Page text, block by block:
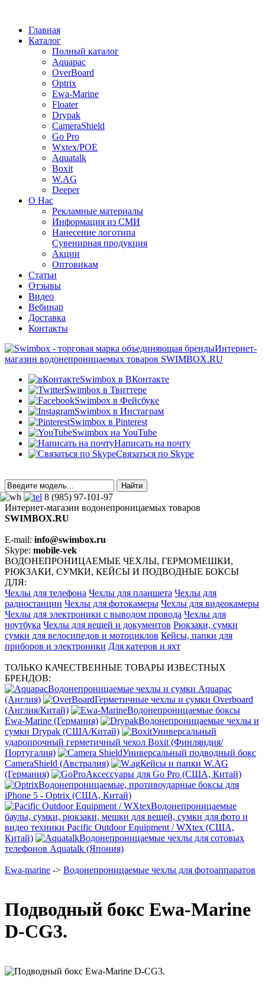
Главная
Каталог
Полный каталог
Aquapac
OverBoard
Optrix
Ewa-Marine
Floater
Drypak
CameraShield
Go Pro
Wxtex/POE
Aquatalk
Boxit
W.AG
Deeper
О Нас
Рекламные материалы
Информация из СМИ
Нанесение логотипа
Сувенирная продукция
Акции
Оптовикам
Статьи
Отзывы
Видео
Вебинар
Доставка
Контакты
Интернет-
магазин водонепроницаемых товаров SWIMBOX.RU
Swimbox в ВКонтакте
Swimbox в Твиттере
Swimbox в Фейсбуке
Swimbox в Инстаграм
Swimbox в Pinterest
Swimbox на YouTube
Написать на почту
Связаться по Skype
8 (985) 97-101-97
Интернет-магазин водонепроницаемых товаров
SWIMBOX.RU
E-mail: info@swimbox.ru
Skype: mobile-vek
ВОДОНЕПРОНИЦАЕМЫЕ ЧЕХЛЫ, ГЕРМОМЕШКИ,
РЮКЗАКИ, СУМКИ, КЕЙСЫ И ПОДВОДНЫЕ БОКСЫ
ДЛЯ:
Чехлы для телефона Чехлы для планшета Чехлы для
радиостанции Чехлы для фотокамеры Чехлы для видеокамеры
Чехлы для электроники с выводом провода Чехлы для
ноутбука Чехлы для вещей и документов Рюкзаки, сумки
сумки для велосипедов и мотоциклов Кейсы, папки для
приборов и электроники Для катеров и яхт
ТОЛЬКО КАЧЕСТВЕННЫЕ ТОВАРЫ ИЗВЕСТНЫХ
БРЕНДОВ:
Водонепроницаемые чехлы и сумки Aquapac
(Англия)
Герметичные чехлы и сумки Overboard
(Англия/Китай)
Водонепроницаемые боксы
Ewa-Marine (Германия)
Водонепроницаемые чехлы и
сумки Drypak (США/Китай)
Универсальный
ударопрочный герметичный чехол Boxit (Финляндия/
Португалия)
Универсальный подводный бокс
CameraShield (Австралия)
Кейсы и папки W.AG
(Германия)
Аксессуары для Go Pro (США, Китай)
Водонепроницаемые, противоударные боксы для
iPhone 5 - Optrix (США, Китай)
Водонепроницаемые
баулы, сумки, рюкзаки, мешки для вещей, сумки для фото и
видео техники Pacific Outdoor Equipment / WXtex (США,
Китай)
Водонепроницаемые чехлы для сотовых
телефонов Aquatalk (Япония)
Ewa-marine -> Водонепроницаемые чехлы для фотоаппаратов
Подводный бокс Ewa-Marine
D-CG3.